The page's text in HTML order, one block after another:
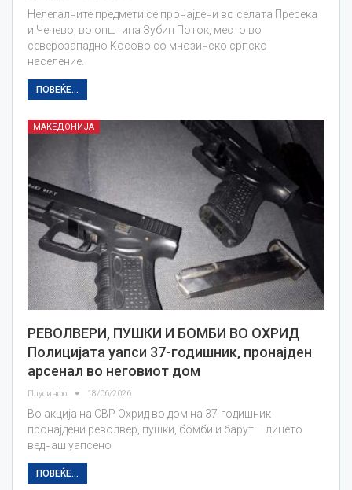
Нелегалните предмети се пронајдени во селата Пресека
и Чечево, во општина Зубин Поток, место во
северозападно Косово со мнозинско српско
население.
ПОВЕЌЕ...
МАКЕДОНИЈА
РЕВОЛВЕРИ, ПУШКИ И БОМБИ ВО ОХРИД
Полицијата уапси 37-годишник, пронајден
арсенал во неговиот дом
Плусинфо 18/06/2026
Во акција на СВР Охрид во дом на 37-годишник
пронајдени револвер, пушки, бомби и барут – лицето
веднаш уапсено
ПОВЕЌЕ...